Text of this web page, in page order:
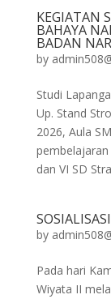
KEGIATAN
BAHAYA
BADAN
by
Studi
Up. Stand
2026, Aula
dan VI SD
by
Pada hari
Wiyata II